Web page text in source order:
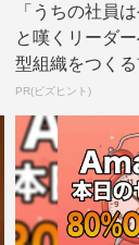
「うちの社員
と嘆くリーダ
型組織をつく
たった一つの順
PR(ビズヒント)